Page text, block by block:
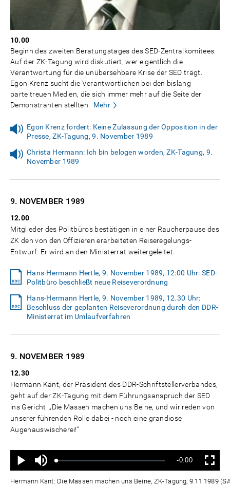
10.00
Beginn des zweiten Beratungstages des SED-Zentralkomitees.
Auf der ZK-Tagung wird diskutiert, wer eigentlich die
Verantwortung für die unübersehbare Krise der SED trägt.
Egon Krenz sucht die Verantwortlichen bei den bislang
parteitreuen Medien, die sich immer mehr auf die Seite der
Demonstranten stellten. Mehr
Egon Krenz fordert: Keine Zulassung der Opposition in der
Presse, ZK-Tagung, 9. November 1989
Christa Hermann: Ich bin belogen worden, ZK-Tagung, 9.
November 1989
9. NOVEMBER 1989
12.00
Mitglieder des Politbüros bestätigen in einer Raucherpause des
ZK den von den Offizieren erarbeiteten Reiseregelungs-
Entwurf. Er wird an den Ministerrat weitergeleitet.
Hans-Hermann Hertle, 9. November 1989, 12:00 Uhr: SED-
Politbüro beschließt neue Reiseverordnung
Hans-Hermann Hertle, 9. November 1989, 12.30 Uhr:
Beschluss der geplanten Reiseverordnung durch den DDR-
Ministerrat im Umlaufverfahren
9. NOVEMBER 1989
12.30
Hermann Kant, der Präsident des DDR-Schriftstellerverbandes,
geht auf der ZK-Tagung mit dem Führungsanspruch der SED
ins Gericht: „Die Massen machen uns Beine, und wir reden von
unserer führenden Rolle dabei - noch eine grandiose
Augenauswischerei!“
Wiedergabe
Ton
aus
Geladen:
Status:
Verbleibende
Zeit
-0:00 Vollbild
Hermann Kant: Die Massen machen uns Beine, ZK-Tagung, 9.11.1989